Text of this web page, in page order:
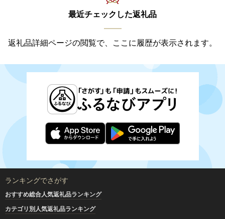
最近チェックした返礼品
返礼品詳細ページの閲覧で、ここに履歴が表示されます。
ランキングでさがす
おすすめ総合人気返礼品ランキング
カテゴリ別人気返礼品ランキング